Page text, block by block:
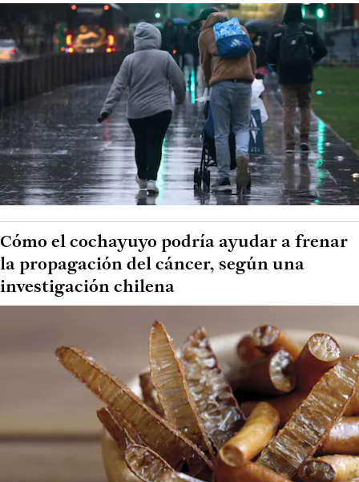
Cómo el cochayuyo podría ayudar a frenar
la propagación del cáncer, según una
investigación chilena